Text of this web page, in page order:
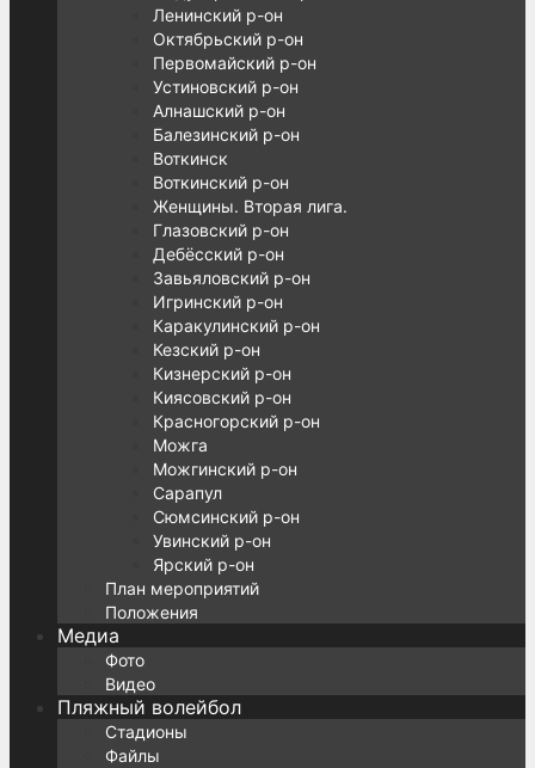
Ленинский р-он
Октябрьский р-он
Первомайский р-он
Устиновский р-он
Алнашский р-он
Балезинский р-он
Воткинск
Воткинский р-он
Женщины. Вторая лига.
Глазовский р-он
Дебёсский р-он
Завьяловский р-он
Игринский р-он
Каракулинский р-он
Кезский р-он
Кизнерский р-он
Киясовский р-он
Красногорский р-он
Можга
Можгинский р-он
Сарапул
Сюмсинский р-он
Увинский р-он
Ярский р-он
План мероприятий
Положения
Медиа
Фото
Видео
Пляжный волейбол
Стадионы
Файлы